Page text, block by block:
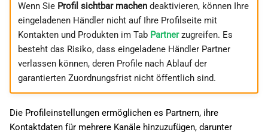
Wenn Sie Profil sichtbar machendeaktivieren, können Ihre
eingeladenen Händler nicht auf Ihre Profilseite mit
Kontakten und Produkten im Tab Partnerzugreifen. Es
besteht das Risiko, dass eingeladene Händler Partner
verlassen können, deren Profile nach Ablauf der
garantierten Zuordnungsfrist nicht öffentlich sind.
Die Profileinstellungen ermöglichen es Partnern, ihre
Kontaktdaten für mehrere Kanäle hinzuzufügen, darunter